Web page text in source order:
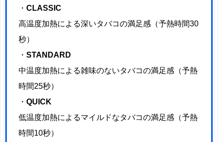
・ CLASSIC
高温度加熱による深いタバコの満足感（予熱時間30
秒）
・ STANDARD
中温度加熱による雑味のないタバコの満足感（予熱
時間25秒）
・ QUICK
低温度加熱によるマイルドなタバコの満足感（予熱
時間10秒）